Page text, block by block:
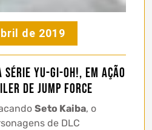
de 2019
Yu-Gi-Oh!, em ação
de Jump Force
Seto Kaiba, o
de DLC